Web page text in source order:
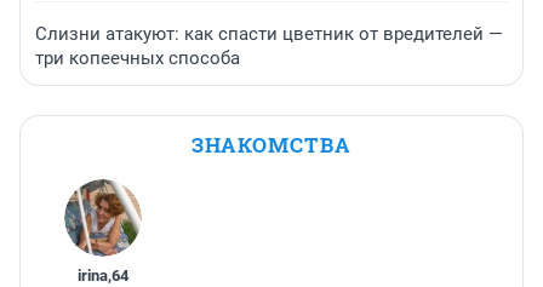
Слизни атакуют: как спасти цветник от вредителей —
три копеечных способа
ЗНАКОМСТВА
irina,64